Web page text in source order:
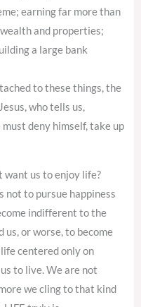
earning far more than
and properties;
a large bank
to these things, the
who tells us,
deny himself, take up
want us to enjoy life?
not to pursue happiness
indifferent to the
us, or worse, to become
centered only on
to live. We are not
we cling to that kind